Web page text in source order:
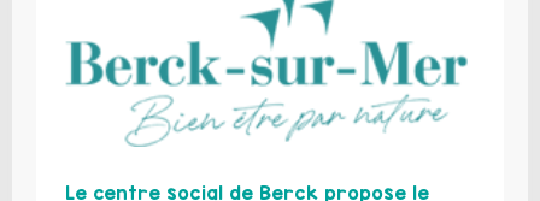
Le centre social de Berck propose le